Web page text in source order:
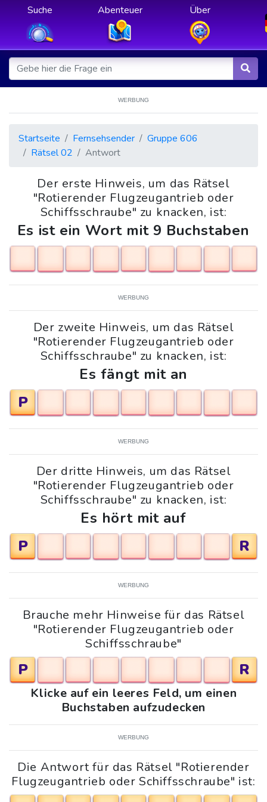
Suche Abenteuer Über
WERBUNG
Startseite Fernsehsender
Gruppe 606
Rätsel 02
Antwort
Der erste Hinweis, um das Rätsel
"Rotierender Flugzeugantrieb oder
Schiffsschraube" zu knacken, ist:
Es ist ein Wort mit 9 Buchstaben
WERBUNG
Der zweite Hinweis, um das Rätsel
"Rotierender Flugzeugantrieb oder
Schiffsschraube" zu knacken, ist:
Es fängt mit an
P
WERBUNG
Der dritte Hinweis, um das Rätsel
"Rotierender Flugzeugantrieb oder
Schiffsschraube" zu knacken, ist:
Es hört mit auf
P
R
WERBUNG
Brauche mehr Hinweise für das Rätsel
"Rotierender Flugzeugantrieb oder
Schiffsschraube"
P R
Klicke auf ein leeres Feld, um einen
Buchstaben aufzudecken
WERBUNG
Die Antwort für das Rätsel "Rotierender
Flugzeugantrieb oder Schiffsschraube" ist: